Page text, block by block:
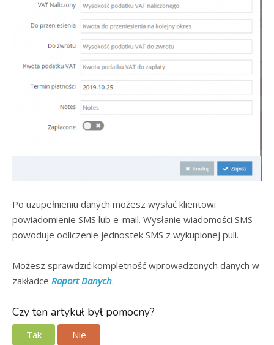
Po uzupełnieniu danych możesz wysłać klientowi
powiadomienie SMS lub e-mail. Wysłanie wiadomości SMS
powoduje odliczenie jednostek SMS z wykupionej puli.
Możesz sprawdzić kompletność wprowadzonych danych w
zakładce Raport Danych.
Czy ten artykuł był pomocny?
Tak Nie